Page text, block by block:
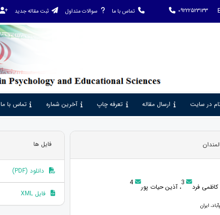
09222523133 تماس با ما سوالات متداول ثبت مقاله جدید
در سایت ارسال مقاله تعرفه چاپ آخرین شماره تماس با ما
کاظمی فرد 3، آذین حیات پور 4
ایران
فایل ها
دانلود (PDF)
فایل XML